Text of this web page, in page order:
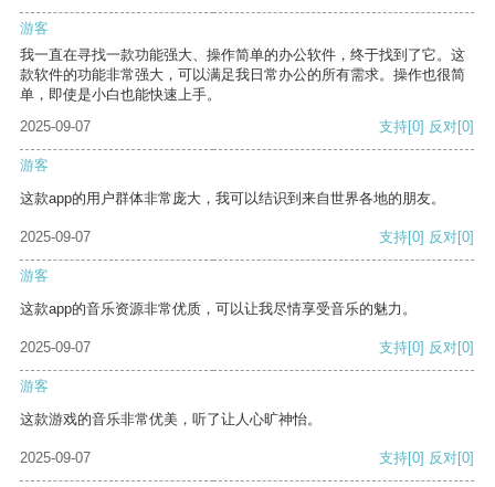
游客
我一直在寻找一款功能强大、操作简单的办公软件，终于找到了它。这
款软件的功能非常强大，可以满足我日常办公的所有需求。操作也很简
单，即使是小白也能快速上手。
2025-09-07
支持[0] 反对[0]
游客
这款app的用户群体非常庞大，我可以结识到来自世界各地的朋友。
2025-09-07 支持[0] 反对[0]
游客
这款app的音乐资源非常优质，可以让我尽情享受音乐的魅力。
2025-09-07 支持[0] 反对[0]
游客
这款游戏的音乐非常优美，听了让人心旷神怡。
2025-09-07 支持[0] 反对[0]